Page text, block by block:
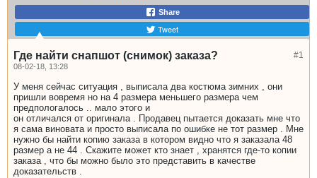
Share
Tweet
#1
Где найти снапшот (снимок) заказа?
08-02-18, 13:28
У меня сейчас ситуация , выписала два костюма зимних , они
пришли вовремя но на 4 размера меньшего размера чем
предпологалось .. мало этого и
он отличался от оригинала . Продавец пытается доказать мне что
я сама виновата и просто выписала по ошибке не тот размер . Мне
нужно бы найти копию заказа в котором видно что я заказала 48
размер а не 44 . Скажите может кто знает , хранятся где-то копии
заказа , что бы можно было это представить в качестве
доказательств .